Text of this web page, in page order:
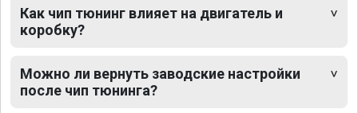
Как чип тюнинг влияет на двигатель и
коробку?
Можно ли вернуть заводские настройки
после чип тюнинга?